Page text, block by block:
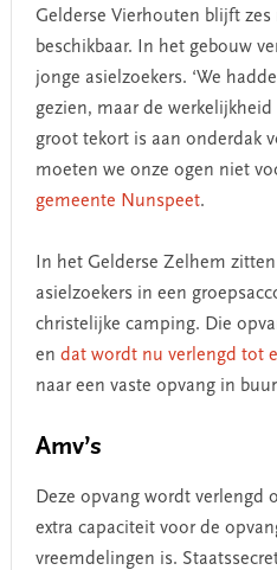
Gelderse Vierhouten blijft
beschikbaar. In het gebouw
jonge asielzoekers. ‘We
gezien, maar de
groot tekort is aan onderdak
moeten we onze ogen niet
gemeente Nunspeet.
In het Gelderse Zelhem
asielzoekers in een
christelijke camping. Die
en dat wordt nu verlengd tot
naar een vaste opvang in
Amv’s
Deze opvang wordt verlengd
extra capaciteit voor de
vreemdelingen is.